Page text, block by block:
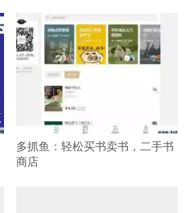
多抓鱼：轻松买书卖书，二手书
商店